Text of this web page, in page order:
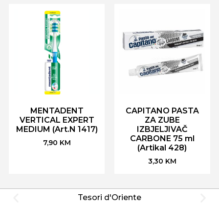
MENTADENT
VERTICAL EXPERT
MEDIUM (Art.N 1417)
7,90 KM
CAPITANO PASTA
ZA ZUBE
IZBJELJIVAČ
CARBONE 75 ml
(Artikal 428)
3,30 KM
Tesori d'Oriente